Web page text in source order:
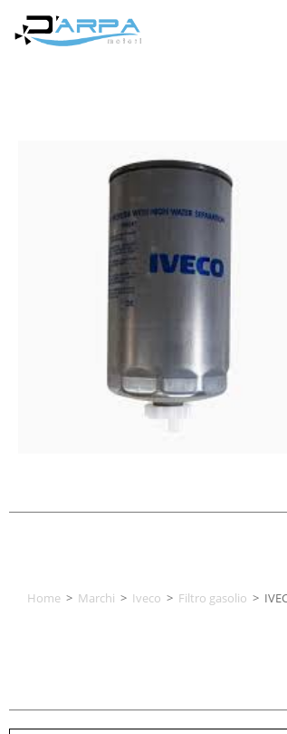
Home > Marchi > Iveco > Filtro gasolio >